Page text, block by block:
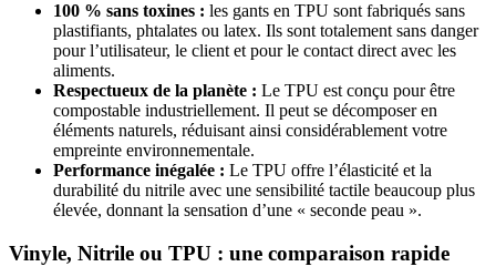
100 % sans toxines : les gants en TPU sont fabriqués sans
plastifiants, phtalates ou latex. Ils sont totalement sans danger
pour l’utilisateur, le client et pour le contact direct avec les
aliments.
Respectueux de la planète : Le TPU est conçu pour être
compostable industriellement. Il peut se décomposer en
éléments naturels, réduisant ainsi considérablement votre
empreinte environnementale.
Performance inégalée : Le TPU offre l’élasticité et la
durabilité du nitrile avec une sensibilité tactile beaucoup plus
élevée, donnant la sensation d’une « seconde peau ».
Vinyle, Nitrile ou TPU : une comparaison rapide